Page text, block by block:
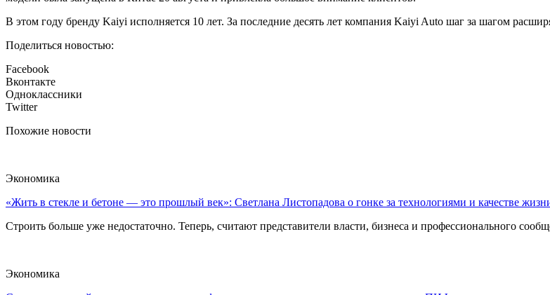
В этом году бренду Kaiyi исполняется 10 лет. За последние десять лет компания Kaiyi Auto шаг за шагом
Поделиться новостью:
Facebook
Вконтакте
Одноклассники
Twitter
Похожие новости
Экономика
«Жить в стекле и бетоне — это прошлый век»: Светлана Листопадова о гонке за технологиями и качестве
Строить больше уже недостаточно. Теперь, считают представители власти, бизнеса и профессионального
Экономика